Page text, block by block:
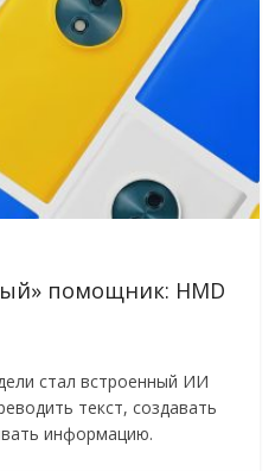
помощник: HMD
стал встроенный ИИ
текст, создавать
информацию.